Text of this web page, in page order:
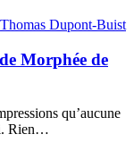
Thomas Dupont-Buist
Morphée de
qu’aucune
Rien…